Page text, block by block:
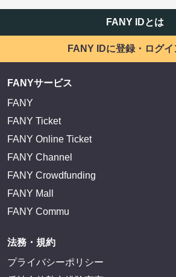
FANY IDとは
FANY IDに登録・ログイ
FANYサービス
FANY
FANY Ticket
FANY Online Ticket
FANY Channel
FANY Crowdfunding
FANY Mall
FANY Commu
法務・規約
プライバシーポリシー